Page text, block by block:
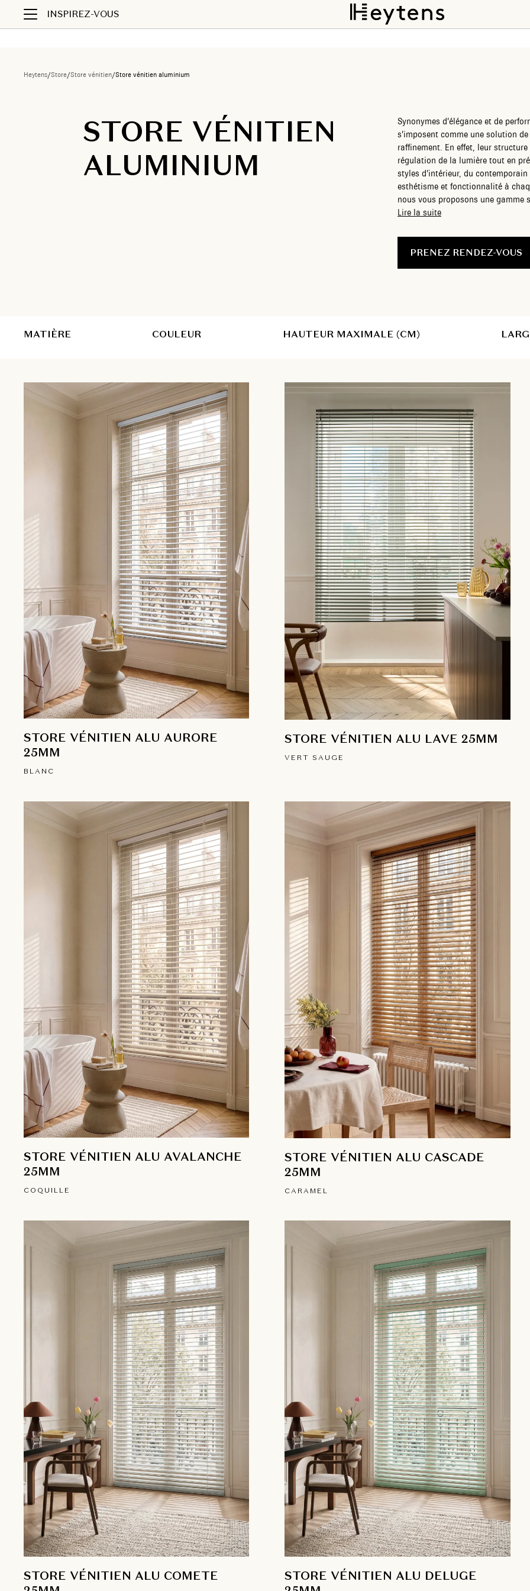
INSPIREZ-VOUS
Heytens/Store/Store vénitien/Store vénitien aluminium
STORE VÉNITIEN
ALUMINIUM
Synonymes d’élégance et de
s’imposent comme une solution
raffinement. En effet, leur
régulation de la lumière tout en
styles d’intérieur, du
esthétisme et fonctionnalité à
nous vous proposons une
rendu impeccable.
Lire la suite
PRENEZ RENDEZ-VOUS
MATIÈRE COULEUR HAUTEUR MAXIMALE (CM)
STORE VÉNITIEN ALU AURORE
25MM
BLANC
STORE VÉNITIEN ALU LAVE 25MM
VERT SAUGE
STORE VÉNITIEN ALU AVALANCHE
25MM
COQUILLE
STORE VÉNITIEN ALU CASCADE
25MM
CARAMEL
STORE VÉNITIEN ALU COMETE
STORE VÉNITIEN ALU DELUGE